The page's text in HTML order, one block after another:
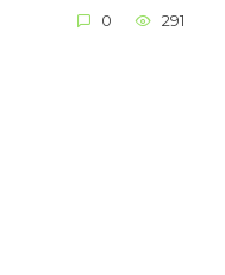
0 291